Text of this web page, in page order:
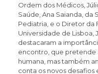
Ordem dos Médicos,
Saúde, Ana Saianda,
Pediatria, e o Diretor da
Universidade de Lisboa,
destacaram a
encontro, que pretende
humana, mas também
conta os novos desafios